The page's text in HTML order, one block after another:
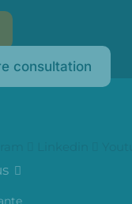
consultation